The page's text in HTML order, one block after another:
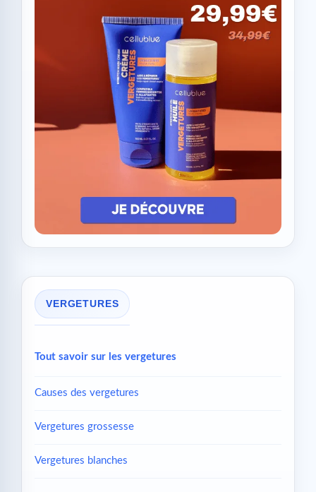
VERGETURES
Tout savoir sur les vergetures
Causes des vergetures
Vergetures grossesse
Vergetures blanches